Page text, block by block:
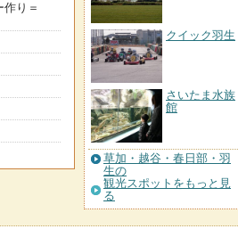
り＝
クイック羽生
さいたま水族
館
草加・越谷・春日部・羽
生の
観光スポットをもっと見
る